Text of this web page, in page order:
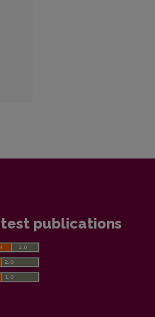
publications